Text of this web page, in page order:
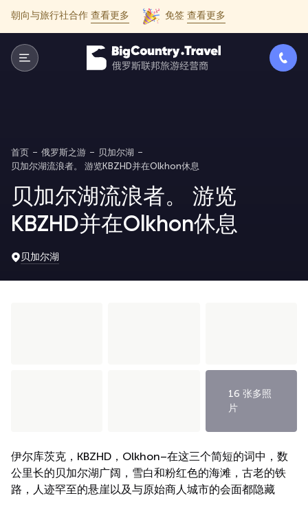
朝向与旅行社合作 查看更多 免签 查看更多
首页 俄罗斯之游
贝加尔湖
贝加尔湖流浪者。 游览KBZHD并在Olkhon休息
贝加尔湖流浪者。 游览
KBZHD并在Olkhon休息
贝加尔湖
16 张多照
片
伊尔库茨克，KBZHD，Olkhon–在这三个简短的词中，数
公里长的贝加尔湖广阔，雪白和粉红色的海滩，古老的铁
路，人迹罕至的悬崖以及与原始商人城市的会面都隐藏